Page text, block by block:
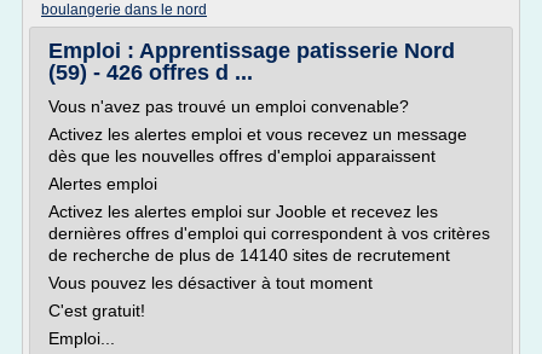
boulangerie dans le nord
Emploi : Apprentissage patisserie Nord
(59) - 426 offres d ...
Vous n'avez pas trouvé un emploi convenable?
Activez les alertes emploi et vous recevez un message
dès que les nouvelles offres d'emploi apparaissent
Alertes emploi
Activez les alertes emploi sur Jooble et recevez les
dernières offres d'emploi qui correspondent à vos critères
de recherche de plus de 14140 sites de recrutement
Vous pouvez les désactiver à tout moment
C'est gratuit!
Emploi...